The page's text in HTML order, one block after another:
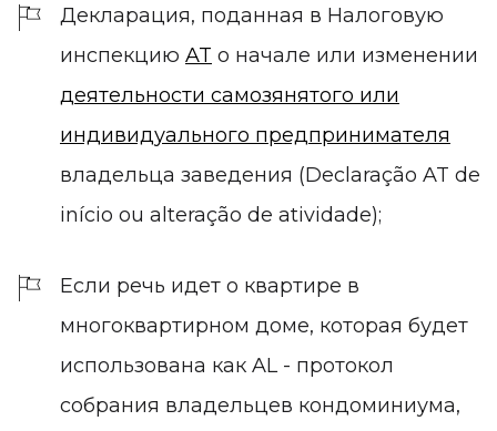
Декларация, поданная в Налоговую
инспекцию AT о начале или изменении
деятельности самозянятого или
индивидуального предпринимателя
владельца заведения (Declaração AT de
início ou alteração de atividade);
Если речь идет о квартире в
многоквартирном доме, которая будет
использована как AL - протокол
собрания владельцев кондоминиума,